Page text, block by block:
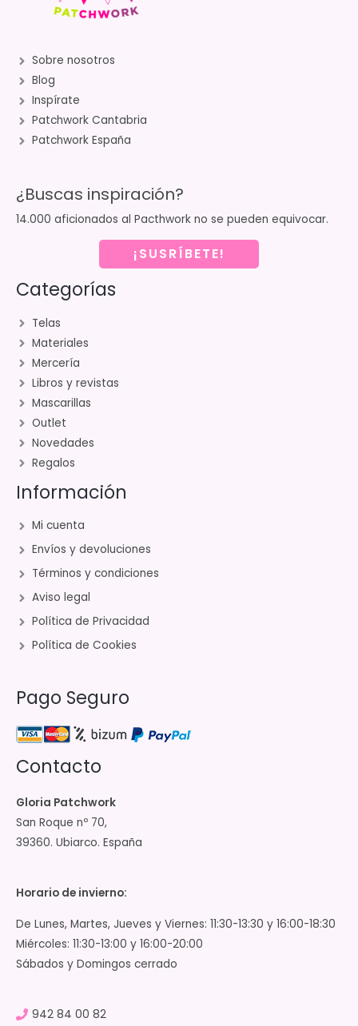
Sobre nosotros
Blog
Inspírate
Patchwork Cantabria
Patchwork España
¿Buscas inspiración?
14.000 aficionados al Pacthwork no se pueden equivocar.
¡SUSRÍBETE!
Categorías
Telas
Materiales
Mercería
Libros y revistas
Mascarillas
Outlet
Novedades
Regalos
Información
Mi cuenta
Envíos y devoluciones
Términos y condiciones
Aviso legal
Política de Privacidad
Política de Cookies
Pago Seguro
Contacto
Gloria Patchwork
San Roque nº 70,
39360. Ubiarco. España
Horario de invierno:
De Lunes, Martes, Jueves y Viernes: 11:30-13:30 y 16:00-18:30
Miércoles: 11:30-13:00 y 16:00-20:00
Sábados y Domingos cerrado
942 84 00 82